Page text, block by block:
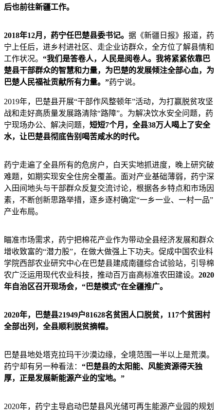
后也前往新疆工作。
2018年12月，药宁任巴楚县委书记。 据《新疆日报》报道，药
宁上任后，进乡村进社区、走企业访群众，全方位了解县情和
工作状况。 “我们是答卷人，人民是阅卷人。我将紧紧依靠巴
楚县干部群众的智慧和力量，为巴楚的发展倾注全部心血，为
巴楚人民福祉贡献所有力量。”药宁说。
2019年，巴楚县开展“干部作风整顿年”活动，为打赢脱贫攻坚
战和走好高质量发展路清除“路障”。为解决饮水安全问题，药
宁现场办公、解决问题， 短短7个月，全县38万人喝上了安全
水，让巴楚县彻底告别喝苦咸水的时代。
药宁走遍了全县所有的危房户，白天实地抓进度，晚上研究破
难题，如期实现安全住房全覆盖。面对产业基础薄弱，药宁深
入田间地头与干部群众反复交流讨论，根据各乡特点和市场因
素，不断创新思路举措，逐乡逐村确定“一乡一业、一村一品”
产业布局。
瞄准市场需求，药宁把棉花产业作为带动全县经济发展和群众
增收致富的“潜力股”，在做大做强上下功夫。促成中国农业科
学院西部农业研究中心在巴楚县建成南疆综合试验站，引导棉
农广泛运用现代农业科技，推动百万亩高标准农田建设。 2020
年自治区召开现场会，“巴楚模式”在全疆推广。
2020年，巴楚县21949户81628名贫困人口脱贫，117个贫困村
全部出列，全县顺利脱贫摘帽。
巴楚县地处塔克拉玛干沙漠边缘，全境范围一半以上是荒漠。
药宁却有另一种看法： “巴楚县的太阳能、风能资源得天独
厚，正是发展新能源产业的宝地。”
2020年，药宁主导启动巴楚县风光储可再生能源产业园的规划